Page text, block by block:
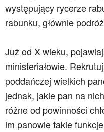
występujący rycerze
rabunku, głównie
Już od X wieku,
ministeriałowie.
poddańczej wielkich
jednak, jakie pan na
różne od powinności
im panowie takie